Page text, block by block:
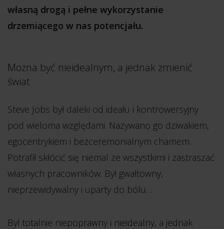
własną drogą i pełne wykorzystanie
drzemiącego w nas potencjału.
Można być nieidealnym, a jednak zmienić
świat
Steve Jobs był daleki od ideału i kontrowersyjny
pod wieloma względami. Nazywano go dziwakiem,
egocentrykiem i bezceremonialnym chamem.
Potrafił skłócić się niemal ze wszystkimi i zastraszać
własnych pracowników. Był gwałtowny,
nieprzewidywalny i uparty do bólu…
Był totalnie niepoprawny i nieidealny, a jednak